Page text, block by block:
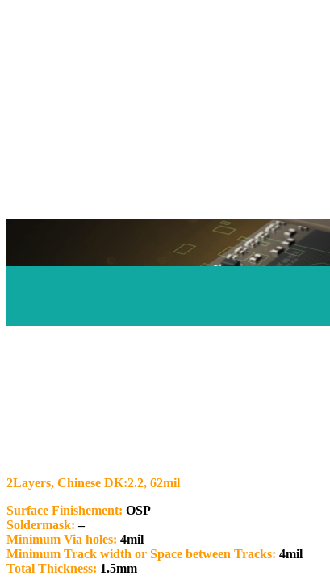
2Layers, Chinese DK:2.2, 62mil
Surface Finishement: OSP
Soldermask: –
Minimum Via holes: 4mil
Minimum Track width or Space between Tracks: 4mil
Total Thickness: 1.5mm